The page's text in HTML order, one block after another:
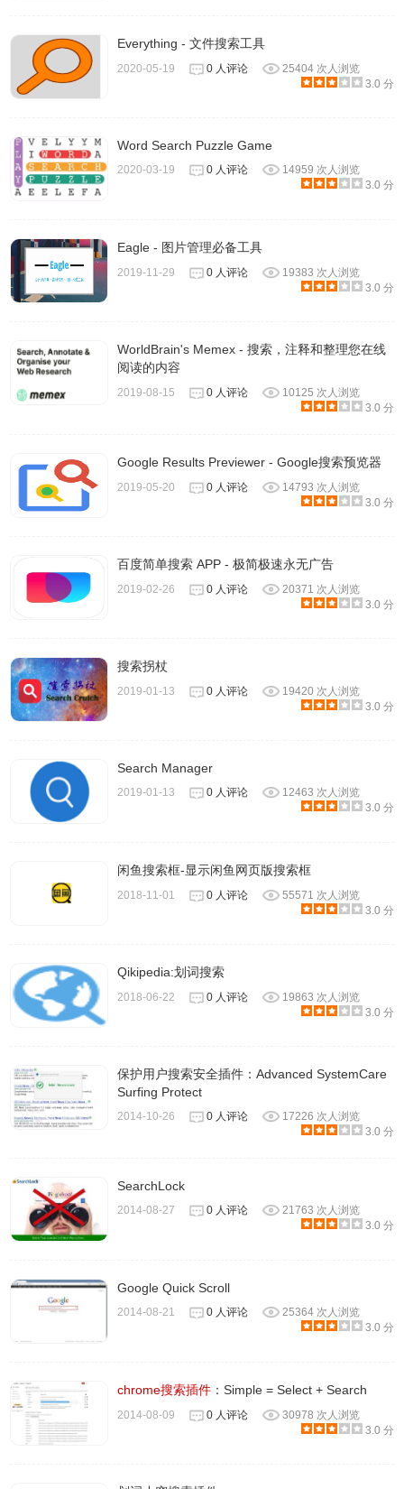
4.在搜索过程中，找到的文件将显示在主窗口中。如果要停
止搜索，只需单击“停止”菜单即可。当然上面的文件比较
少，所以看不到效果，我们在
上测试有几十个这样的
一个 html 报告，方便编辑修改
5.搜索完成后，您可以选择一个或多个文件，然后使用“保存
所选项目”选项将列表保存到text / csv / html / xml文件中。您
认程序将其打开。
6.当然如果想要搜索文件名，只需要修改文件通配符为需要
为文本，然后输入文件内容即可。
7.内容搜索方面，支持 微软 Office 文档，以及PDF文件
（如果你的系统不支持 PDF，则需要安装 PDF iFilter）。
同时搜索多个文件夹。
SearchMyFiles注意事项
下载SearchMyFiles时记得同时下载中文语言包。
版本3.01：
添加了“不保存搜索选项窗口”。如果启用此选项，
SearchMyFiles将不会在.cfg文件中保存“搜索选项”的设置，
口。
版本3.00：
添加了新选项：'使用Windows搜索处理程序在Microsoft
启用此选项后，只要在您的系统上正确安装了Microsoft的
Windows搜索处理程序（Windows.Data.pdf.dll）或PDF的
iFilter，您也可以搜索pdf文件中的文本。
Everything - 文件搜索工具
2020-05-19 0 人评论
25404 次人浏览
3.0 分
Word Search Puzzle Game
2020-03-19 0 人评论
14959 次人浏览
3.0 分
Eagle - 图片管理必备工具
2019-11-29 0 人评论
19383 次人浏览
3.0 分
WorldBrain's Memex - 搜索，注释和整理您在线
阅读的内容
2019-08-15 0 人评论
10125 次人浏览
3.0 分
Google Results Previewer - Google搜索预览器
2019-05-20 0 人评论
14793 次人浏览
3.0 分
百度简单搜索 APP - 极简极速永无广告
2019-02-26 0 人评论
20371 次人浏览
3.0 分
搜索拐杖
2019-01-13 0 人评论
19420 次人浏览
3.0 分
Search Manager
2019-01-13 0 人评论
12463 次人浏览
3.0 分
闲鱼搜索框-显示闲鱼网页版搜索框
2018-11-01 0 人评论
55571 次人浏览
3.0 分
Qikipedia:划词搜索
2018-06-22 0 人评论
19863 次人浏览
3.0 分
保护用户搜索安全插件：Advanced SystemCare
Surfing Protect
2014-10-26 0 人评论
17226 次人浏览
3.0 分
SearchLock
2014-08-27 0 人评论
21763 次人浏览
3.0 分
Google Quick Scroll
2014-08-21 0 人评论
25364 次人浏览
3.0 分
chrome搜索插件 ：Simple = Select + Search
2014-08-09 0 人评论
30978 次人浏览
3.0 分